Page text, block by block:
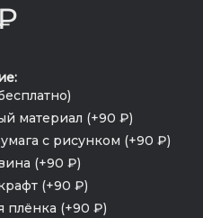
материал (+90 ₽)
с рисунком (+90 ₽)
(+90 ₽)
(+90 ₽)
плёнка (+90 ₽)